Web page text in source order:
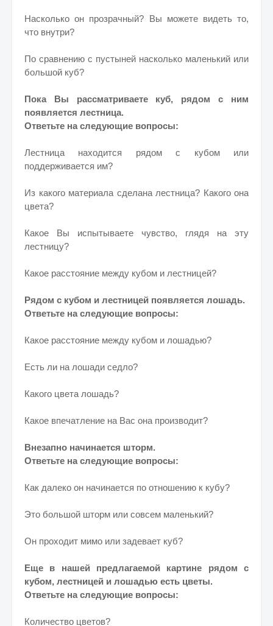
Насколько он прозрачный? Вы можете видеть то,
что внутри?
По сравнению с пустыней насколько маленький или
большой куб?
Пока Вы рассматриваете куб, рядом с ним
появляется лестница.
Ответьте на следующие вопросы:
Лестница находится рядом с кубом или
поддерживается им?
Из какого материала сделана лестница? Какого она
цвета?
Какое Вы испытываете чувство, глядя на эту
лестницу?
Какое расстояние между кубом и лестницей?
Рядом с кубом и лестницей появляется лошадь.
Ответьте на следующие вопросы:
Какое расстояние между кубом и лошадью?
Есть ли на лошади седло?
Какого цвета лошадь?
Какое впечатление на Вас она производит?
Внезапно начинается шторм.
Ответьте на следующие вопросы:
Как далеко он начинается по отношению к кубу?
Это большой шторм или совсем маленький?
Он проходит мимо или задевает куб?
Еще в нашей предлагаемой картине рядом с
кубом, лестницей и лошадью есть цветы.
Ответьте на следующие вопросы:
Количество цветов?